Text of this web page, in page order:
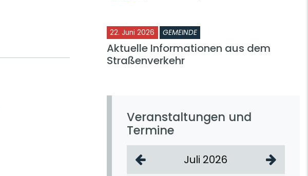
22. Juni 2026 GEMEINDE
Aktuelle Informationen aus dem
Straßenverkehr
Veranstaltungen und
Termine
Juli 2026